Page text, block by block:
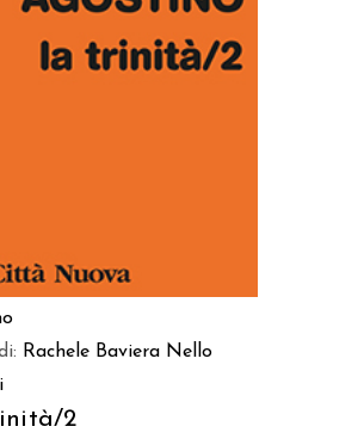
AGGIUNGI AL CARRELLO
Rachele Baviera Nello
2